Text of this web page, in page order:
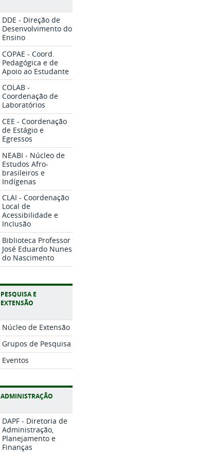
DDE - Direção de
Desenvolvimento do
Ensino
COPAE - Coord.
Pedagógica e de
Apoio ao Estudante
COLAB -
Coordenação de
Laboratórios
CEE - Coordenação
de Estágio e
Egressos
NEABI - Núcleo de
Estudos Afro-
brasileiros e
Indígenas
CLAI - Coordenação
Local de
Acessibilidade e
Inclusão
Biblioteca Professor
José Eduardo Nunes
do Nascimento
PESQUISA E
EXTENSÃO
Núcleo de Extensão
Grupos de Pesquisa
Eventos
ADMINISTRAÇÃO
DAPF - Diretoria de
Administração,
Planejamento e
Finanças